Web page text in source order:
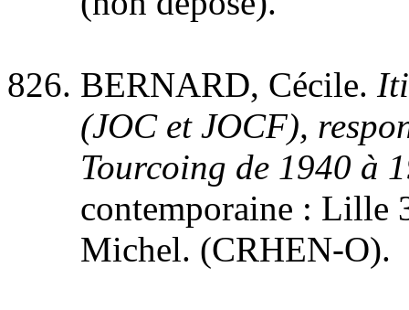
BERNARD, Cécile.
(JOC et JOCF),
Tourcoing de 1940 à
contemporaine : Lille
Michel. (CRHEN-O).